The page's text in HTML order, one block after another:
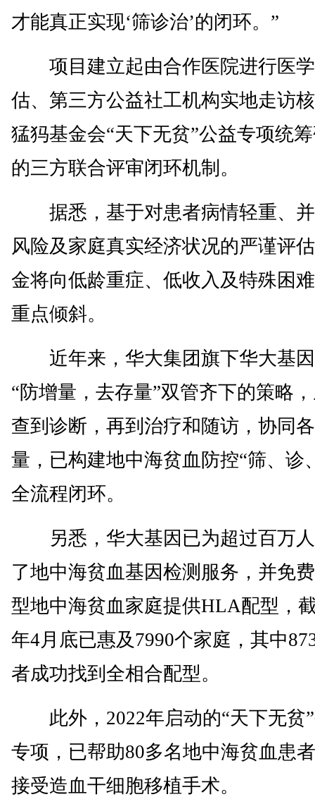
才能真正实现‘筛诊治’的闭环。”
项目建立起由合作医院进行医
估、第三方公益社工机构实地走访
猛犸基金会“天下无贫”公益专项统
的三方联合评审闭环机制。
据悉，基于对患者病情轻重、
风险及家庭真实经济状况的严谨评
金将向低龄重症、低收入及特殊困
重点倾斜。
近年来，华大集团旗下华大基
“防增量，去存量”双管齐下的策略
查到诊断，再到治疗和随访，协同
量，已构建地中海贫血防控“筛、诊
全流程闭环。
另悉，华大基因已为超过百万
了地中海贫血基因检测服务，并免
型地中海贫血家庭提供HLA配型，
年4月底已惠及7990个家庭，其中
者成功找到全相合配型。
此外，2022年启动的“天下无贫
专项，已帮助80多名地中海贫血患
接受造血干细胞移植手术。